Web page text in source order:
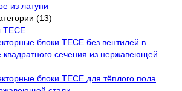
из латуни
(13)
TECE
блоки TECE без вентилей в
квадратного сечения из нержавеющей
блоки TECE для тёплого пола